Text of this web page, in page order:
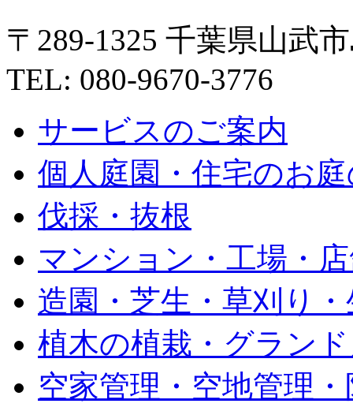
〒289-1325 千葉県山武
TEL: 080-9670-3776
サービスのご案内
個人庭園・住宅のお
伐採・抜根
マンション・工場・
造園・芝生・草刈り
植木の植栽・グラン
空家管理・空地管理